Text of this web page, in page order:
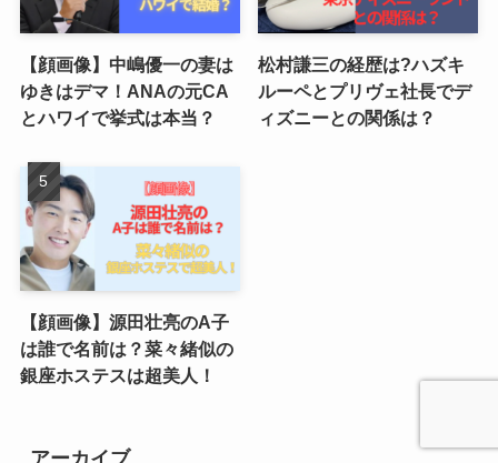
【顔画像】中嶋優一の妻は
ゆきはデマ！ANAの元CA
とハワイで挙式は本当？
松村謙三の経歴は?ハズキ
ルーペとプリヴェ社長でデ
ィズニーとの関係は？
【顔画像】源田壮亮のA子
は誰で名前は？菜々緒似の
銀座ホステスは超美人！